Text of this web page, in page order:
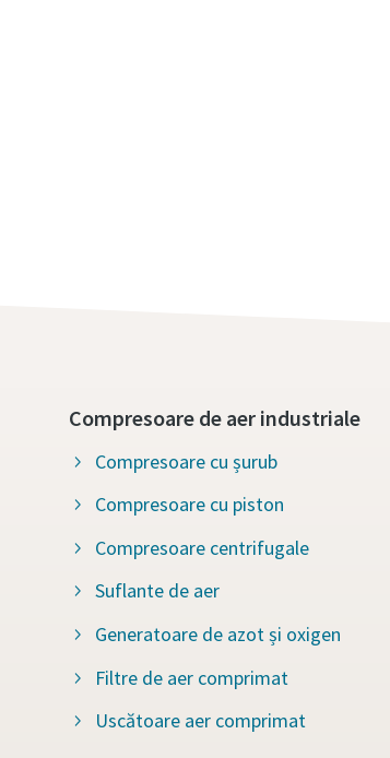
Compresoare de aer industriale
Compresoare cu șurub
Compresoare cu piston
Compresoare centrifugale
Suflante de aer
Generatoare de azot și oxigen
Filtre de aer comprimat
Uscătoare aer comprimat